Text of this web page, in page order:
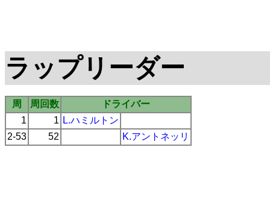
ラップリーダー
周 周回数
ドライバー
1
1 L.ハミルトン
2-53
52 K.アントネッリ